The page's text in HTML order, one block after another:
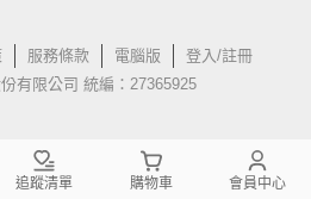
服務條款 電腦版
登入/註冊
有限公司 統編：27365925
追蹤清單 購物車 會員中心